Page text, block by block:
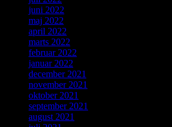
juni 2022
maj 2022
april 2022
marts 2022
februar 2022
januar 2022
december 2021
november 2021
oktober 2021
september 2021
august 2021